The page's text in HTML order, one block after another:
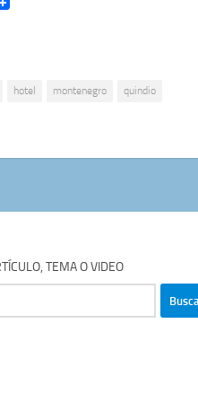
hotel montenegro quindio
TEMA O VIDEO